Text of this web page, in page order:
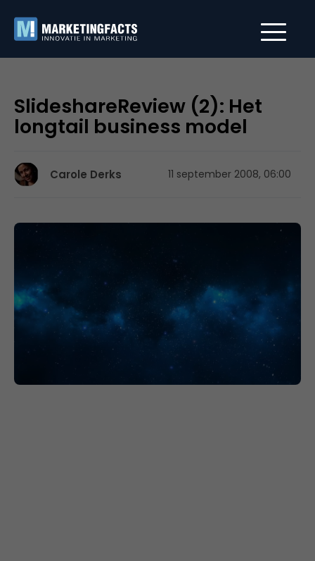
SlideshareReview (2): Het
longtail business model
Carole Derks 11 september 2008, 06:00